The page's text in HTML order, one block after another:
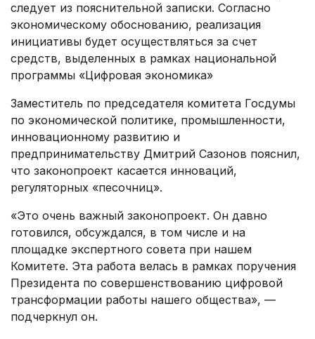
следует из пояснительной записки. Согласно
экономическому обоснованию, реализация
инициативы будет осуществляться за счет
средств, выделенных в рамках национальной
программы «Цифровая экономика»
Заместитель по председателя комитета Госдумы
по экономической политике, промышленности,
инновационному развитию и
предпринимательству Дмитрий Сазонов пояснил,
что законопроект касается инноваций,
регуляторных «песочниц».
«Это очень важный законопроект. Он давно
готовился, обсуждался, в том числе и на
площадке экспертного совета при нашем
Комитете. Эта работа велась в рамках поручения
Президента по совершенствованию цифровой
трансформации работы нашего общества», —
подчеркнул он.